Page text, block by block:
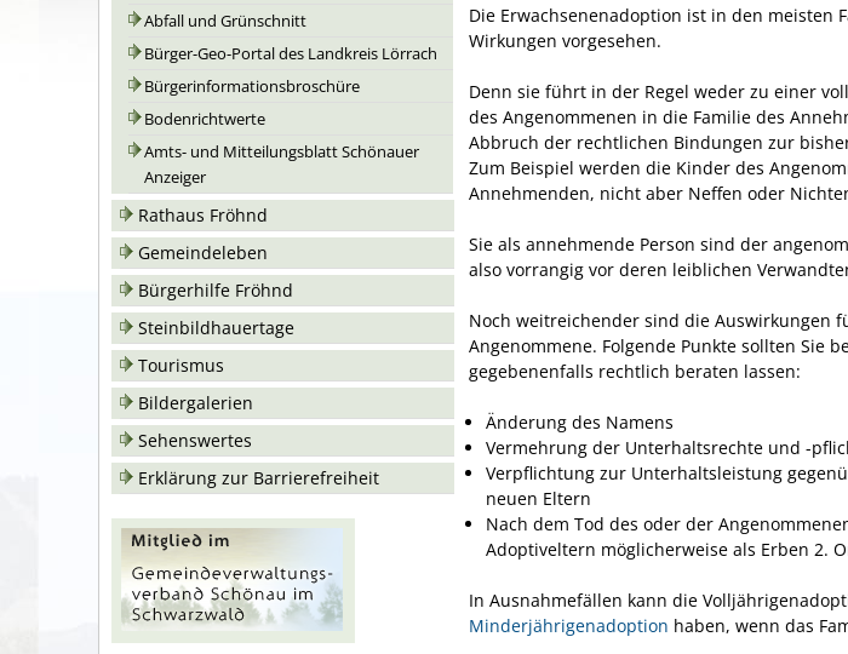
Abfall und Grünschnitt
Bürger-Geo-Portal des Landkreis Lörrach
Bürgerinformationsbroschüre
Bodenrichtwerte
Amts- und Mitteilungsblatt Schönauer
Anzeiger
Rathaus Fröhnd
Gemeindeleben
Bürgerhilfe Fröhnd
Steinbildhauertage
Tourismus
Bildergalerien
Sehenswertes
Erklärung zur Barrierefreiheit
Die Erwachsenenadoption ist in den meisten
Wirkungen vorgesehen.
Denn sie führt in der Regel weder zu einer
des Angenommenen in die Familie des
Abbruch der rechtlichen Bindungen zur
Zum Beispiel werden die Kinder des
Annehmenden, nicht aber Neffen oder
Sie als annehmende Person sind der
also vorrangig vor deren leiblichen
Noch weitreichender sind die Auswirkungen
Angenommene. Folgende Punkte sollten Sie
gegebenenfalls rechtlich beraten lassen:
Änderung des Namens
Vermehrung der Unterhaltsrechte und -
Verpflichtung zur Unterhaltsleistung
neuen Eltern
Nach dem Tod des oder der
Adoptiveltern möglicherweise als Erben 2.
In Ausnahmefällen kann die
Minderjährigenadoption haben, wenn das